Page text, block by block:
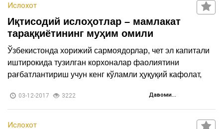
Ислохот
Иқтисодий ислоҳотлар – мамлакат
тараққиётининг муҳим омили
Ўзбекистонда хорижий сармоядорлар, чет эл капитали
иштирокида тузилган корхоналар фаолиятини
рағбатлантириш учун кенг кўламли ҳуқуқий кафолат,
03-12-2017 3222 Давоми...
Ислохот